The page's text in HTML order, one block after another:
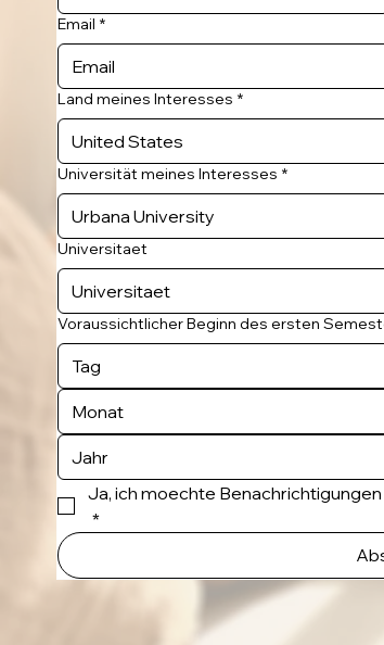
Email *
Land meines Interesses *
Universität meines Interesses *
Universitaet
Voraussichtlicher Beginn des ersten
Monat
Ja, ich moechte
*